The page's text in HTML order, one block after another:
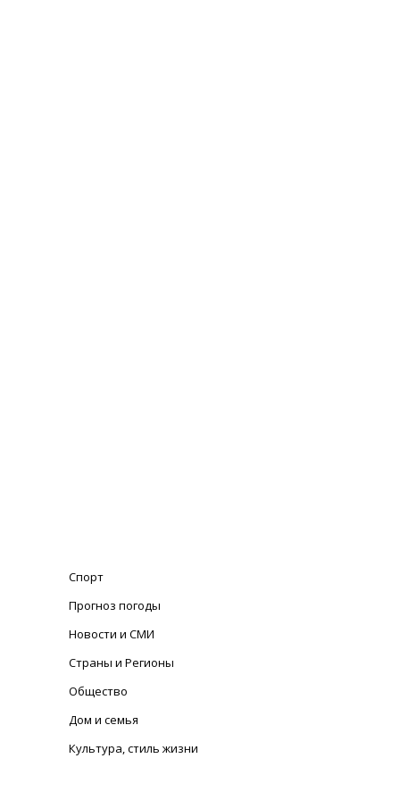
Спорт
Прогноз погоды
Новости и СМИ
Страны и Регионы
Общество
Дом и семья
Культура, стиль жизни